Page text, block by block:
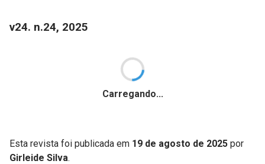
v24. n.24, 2025
Carregando...
Esta revista foi publicada em 19 de agosto de 2025 por
Girleide Silva.